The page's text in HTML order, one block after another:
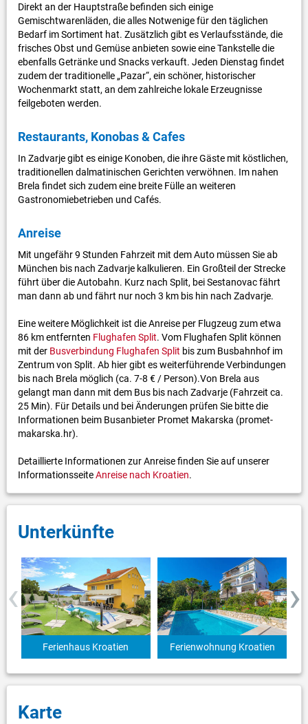
Direkt an der Hauptstraße befinden sich einige
Gemischtwarenläden, die alles Notwenige für den täglichen
Bedarf im Sortiment hat. Zusätzlich gibt es Verlaufsstände, die
frisches Obst und Gemüse anbieten sowie eine Tankstelle die
ebenfalls Getränke und Snacks verkauft. Jeden Dienstag findet
zudem der traditionelle „Pazar“, ein schöner, historischer
Wochenmarkt statt, an dem zahlreiche lokale Erzeugnisse
feilgeboten werden.
Restaurants, Konobas & Cafes
In Zadvarje gibt es einige Konoben, die ihre Gäste mit köstlichen,
traditionellen dalmatinischen Gerichten verwöhnen. Im nahen
Brela findet sich zudem eine breite Fülle an weiteren
Gastronomiebetrieben und Cafés.
Anreise
Mit ungefähr 9 Stunden Fahrzeit mit dem Auto müssen Sie ab
München bis nach Zadvarje kalkulieren. Ein Großteil der Strecke
führt über die Autobahn. Kurz nach Split, bei Sestanovac fährt
man dann ab und fährt nur noch 3 km bis hin nach Zadvarje.
Eine weitere Möglichkeit ist die Anreise per Flugzeug zum etwa
86 km entfernten Flughafen Split. Vom Flughafen Split können
mit der Busverbindung Flughafen Split bis zum Busbahnhof im
Zentrum von Split. Ab hier gibt es weiterführende Verbindungen
bis nach Brela möglich (ca. 7-8 € / Person).Von Brela aus
gelangt man dann mit dem Bus bis nach Zadvarje (Fahrzeit ca.
25 Min). Für Details und bei Änderungen prüfen Sie bitte die
Informationen beim Busanbieter Promet Makarska (promet-
makarska.hr).
Detaillierte Informationen zur Anreise finden Sie auf unserer
InformationsseiteAnreise nach Kroatien.
Unterkünfte
Ferienhaus Kroatien Ferienwohnung Kroatien
‹ ›
Karte